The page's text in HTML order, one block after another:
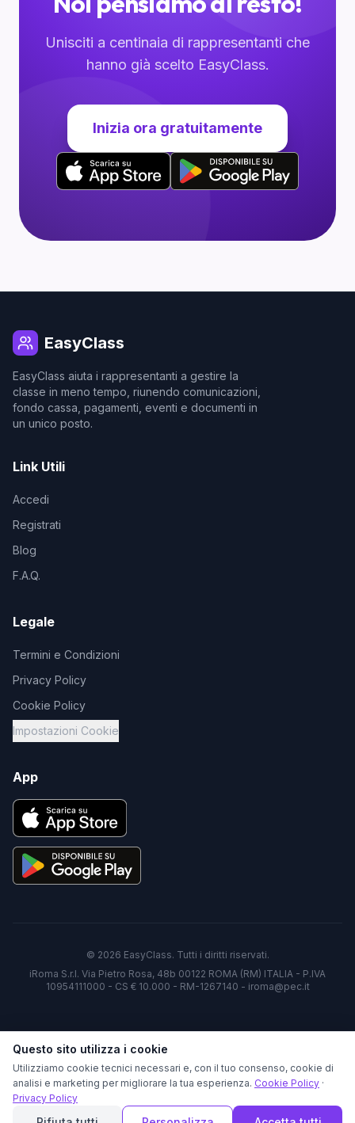
Questo sito utilizza i cookie
Utilizziamo cookie tecnici necessari e, con il tuo consenso, cookie di
analisi e marketing per migliorare la tua esperienza. Cookie Policy ·
Privacy Policy
Unisciti a centinaia di rappresentanti che
hanno già scelto EasyClass.
Inizia ora gratuitamente
EasyClass
EasyClass aiuta i rappresentanti a gestire la
classe in meno tempo, riunendo comunicazioni,
fondo cassa, pagamenti, eventi e documenti in
un unico posto.
Link Utili
Accedi
Registrati
Blog
F.A.Q.
Legale
Termini e Condizioni
Privacy Policy
Cookie Policy
Impostazioni Cookie
App
© 2026 EasyClass. Tutti i diritti riservati.
iRoma S.r.l. Via Pietro Rosa, 48b 00122 ROMA (RM) ITALIA - P.IVA
10954111000 - CS € 10.000 - RM-1267140 - iroma@pec.it